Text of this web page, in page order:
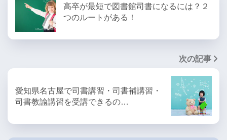
高卒が最短で図書館司書になるには？２
つのルートがある！
次の記事
愛知県名古屋で司書講習・司書補講習・
司書教諭講習を受講できるの…